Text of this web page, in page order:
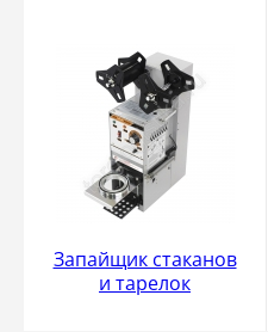
Запайщик стаканов
и тарелок